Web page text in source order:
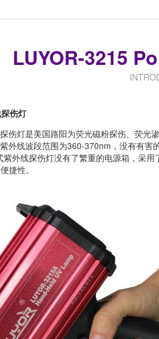
LUYOR-3215
伤灯
伤灯是美国路阳为荧光磁粉探伤、荧
外线波段范围为360-370nm，没有有
外线探伤灯没有了繁重的电源箱，采
捷性。